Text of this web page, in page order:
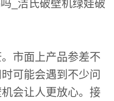
市面上产品参差不
可能会遇到不少问
会让人更放心。接